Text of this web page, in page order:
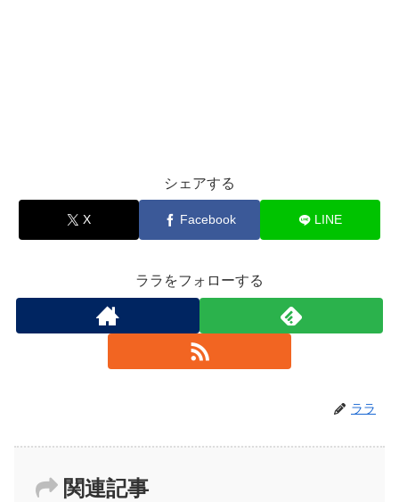
シェアする
X Facebook LINE
ララをフォローする
ララ
関連記事